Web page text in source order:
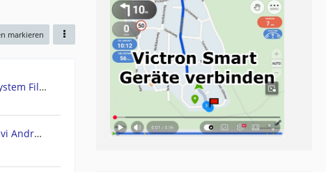
markieren
Urgent: Need Teasi One3 System Files (Windows CE) - PC recognizes it as Mass Storage!
POIbase Navi / Camping Navi Android App